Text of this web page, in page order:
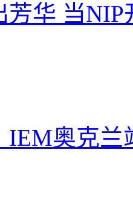
芳华 当NIP
IEM奥克兰